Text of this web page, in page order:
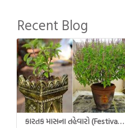
દૃશ્યો અંકિત થયાં છે. ટૂંકમાં બુદ્ધનાં
જીવનના અંતિમ દિવસોની યાત્રાનો
પરિપાક જોવા મળે […]
Recent Blog
કારતક માસના તહેવારો (Festival of Kartik)